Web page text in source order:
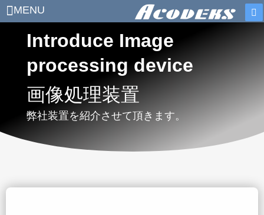
MENU
Introduce Image
processing device
画像処理装置
弊社装置を紹介させて頂きます。